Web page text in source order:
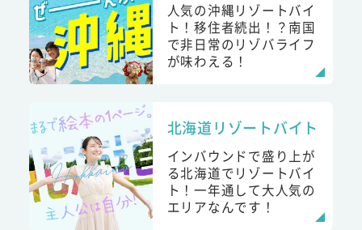
人気の沖縄リゾートバイ
ト！移住者続出！？南国
で非日常のリゾバライフ
が味わえる！
北海道リゾートバイト
インバウンドで盛り上が
る北海道でリゾートバイ
ト！一年通して大人気の
エリアなんです！